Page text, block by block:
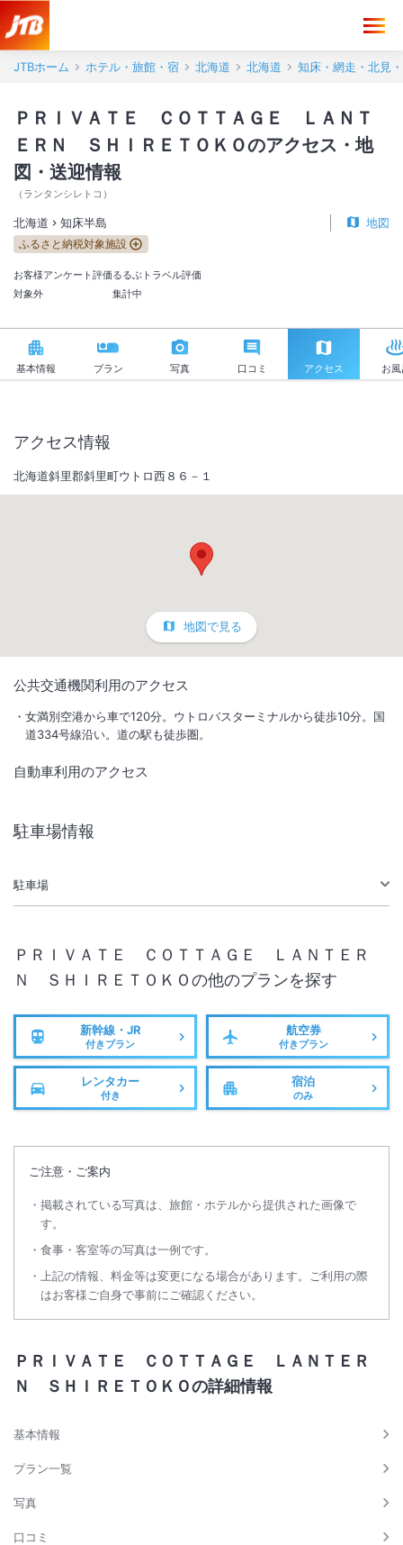
JTBホーム ホテル・旅館・宿 北海道 北海道 知床・網走・北見
ＰＲＩＶＡＴＥ ＣＯＴＴＡＧＥ ＬＡＮＴ
ＥＲＮ ＳＨＩＲＥＴＯＫＯのアクセス・地
図・送迎情報
（ ランタンシレトコ ）
北海道 知床半島 地図
ふるさと納税対象施設
お客様アンケート評価
対象外
るるぶトラベル評価
集計中
基本情報 プラン 写真 口コミ アクセス お
無線LAN
アクセス情報
北海道斜里郡斜里町ウトロ西８６－１
地図で見る
公共交通機関利用のアクセス
女満別空港から車で120分。ウトロバスターミナルから徒歩10分。国
道334号線沿い。道の駅も徒歩圏。
自動車利用のアクセス
駐車場情報
駐車場
ＰＲＩＶＡＴＥ ＣＯＴＴＡＧＥ ＬＡＮＴＥＲ
Ｎ ＳＨＩＲＥＴＯＫＯの他のプランを探す
新幹線・JR
付きプラン
航空券
付きプラン
レンタカー
付き
宿泊
のみ
ご注意・ご案内
掲載されている写真は、旅館・ホテルから提供された画像で
す。
食事・客室等の写真は一例です。
上記の情報、料金等は変更になる場合があります。ご利用の際
はお客様ご自身で事前にご確認ください。
ＰＲＩＶＡＴＥ ＣＯＴＴＡＧＥ ＬＡＮＴＥＲ
Ｎ ＳＨＩＲＥＴＯＫＯの詳細情報
基本情報
プラン一覧
写真
口コミ